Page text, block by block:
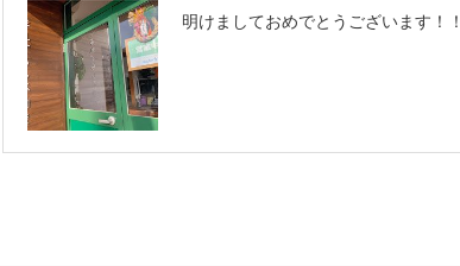
明けましておめでとうございます！！